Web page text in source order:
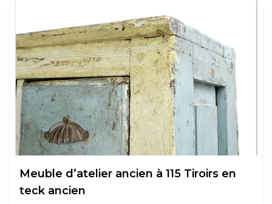
Meuble d’atelier ancien à 115 Tiroirs en
teck ancien